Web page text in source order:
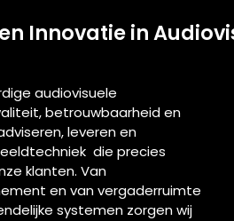
Innovatie in
audiovisuele
betrouwbaarheid en
leveren en
die precies
klanten. Van
en van vergaderruimte
systemen zorgen wij